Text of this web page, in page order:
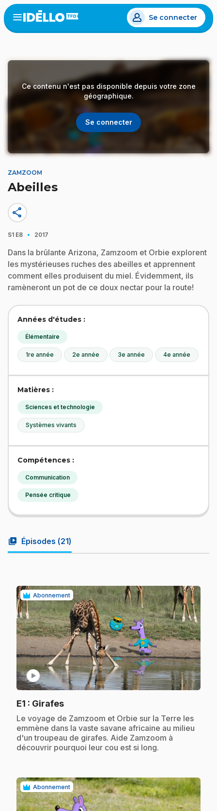
Aller
au
contenu
Open
menu
Se connecter
Ce contenu n'est pas disponible depuis votre zone
géographique.
Se connecter
ZAMZOOM
Abeilles
share
S1 E8 · 2017
Dans la brûlante Arizona, Zamzoom et Orbie explorent
les mystérieuses ruches des abeilles et apprennent
comment elles produisent du miel. Évidemment, ils
ramèneront un pot de ce doux nectar pour la route!
Années d'études :
Élémentaire
1re année 2e année 3e année 4e année
Matières :
Sciences et technologie
Systèmes vivants
Compétences :
Communication
Pensée critique
video_library Épisodes (21)
Abonnement
play_circle
E1 : Girafes.
.Le voyage de Zamzoom et Orbie sur la Terre les
emmène dans la vaste savane africaine au milieu
d'un troupeau de girafes. Aide Zamzoom à
découvrir pourquoi leur cou est si long.
Abonnement